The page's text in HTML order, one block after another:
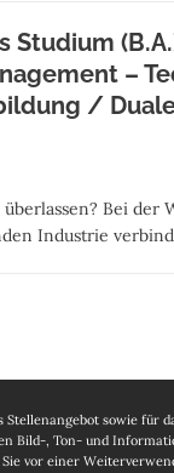
Studium
–
/
Bei der
Industrie
sowie
Bild-, Ton- und
vor einer